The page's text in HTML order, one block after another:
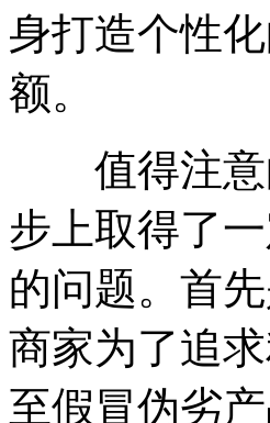
身打造个性
额。
值得注意
步上取得了
的问题。首
商家为了追
至假冒伪劣